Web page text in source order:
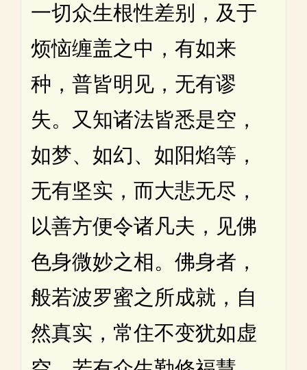
一切众生根性差别，及于
烦恼缠盖之中，有如来
种，普皆明见，无有谬
失。又知诸法皆悉是空，
如梦、如幻、如阳焰等，
无有坚实，而大悲无尽，
以善方便令诸凡夫，见佛
色身微妙之相。佛身者，
般若波罗蜜之所成就，自
然真实，常住不变犹如虚